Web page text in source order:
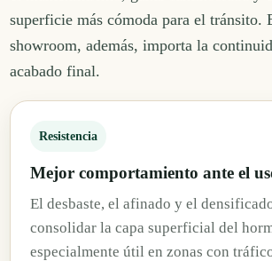
superficie más cómoda para el tránsito.
showroom, además, importa la
acabado final.
Resistencia
Mejor comportamiento ante el
El desbaste, el afinado y el
consolidar la capa superficial del
especialmente útil en zonas con